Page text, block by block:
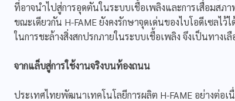
ที่อาจนำไปสู่การอุดตันในระบบเชื้อเพลิงและการเสื่อมสภ
ขณะเดียวกัน H-FAME ยังคงรักษาจุดเด่นของไบโอดีเซล
ในการชะล้างสิ่งสกปรกภายในระบบเชื้อเพลิง จึงเป็นทาง
จากแล็บสู่การใช้งานจริงบนท้องถนน
ประเทศไทยพัฒนาเทคโนโลยีการผลิต H-FAME อย่างต่อ